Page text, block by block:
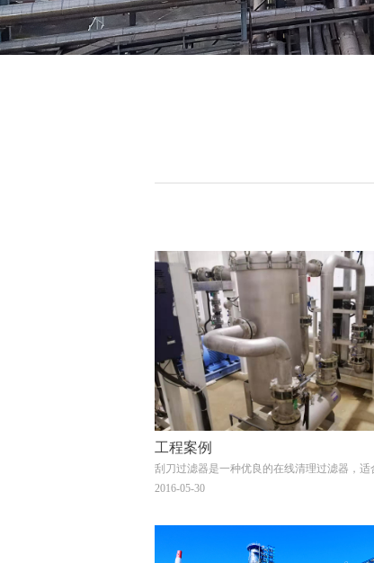
工程案例
刮刀过滤器是一种优良的在线清理过滤器，适
的在线过滤，适用于高粘度物料过滤。
2016-05-30